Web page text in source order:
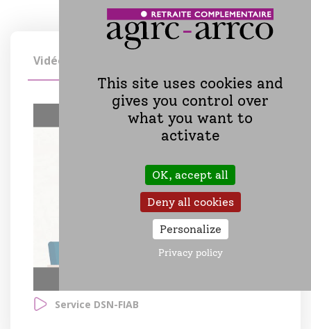
Vidéo
Service DSN-FIAB
This site uses cookies and
gives you control over
what you want to
activate
OK, accept all
Deny all cookies
Personalize
Privacy policy